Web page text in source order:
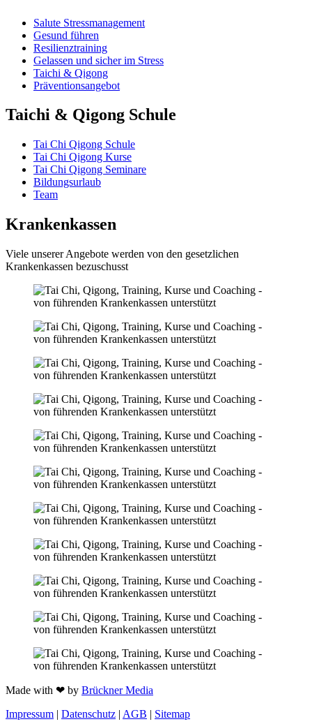
Salute Stressmanagement
Gesund führen
Resilienztraining
Gelassen und sicher im Stress
Taichi & Qigong
Präventionsangebot
Taichi & Qigong Schule
Tai Chi Qigong Schule
Tai Chi Qigong Kurse
Tai Chi Qigong Seminare
Bildungsurlaub
Team
Krankenkassen
Viele unserer Angebote werden von den gesetzlichen
Krankenkassen bezuschusst
Made with ❤ by Brückner Media
Impressum | Datenschutz | AGB | Sitemap